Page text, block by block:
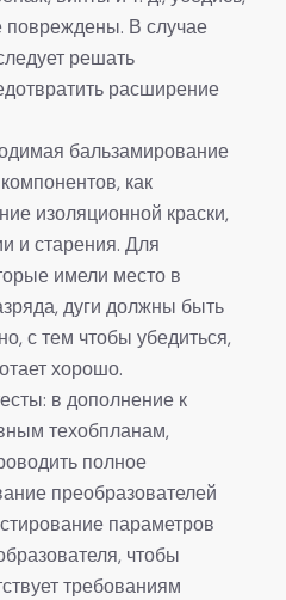
повреждены. В случае
решать
расширение
бальзамирование
как
изоляционной краски,
и старения. Для
имели место в
дуги должны быть
с тем чтобы убедиться,
хорошо.
в дополнение к
техобпланам,
полное
преобразователей
параметров
чтобы
требованиям